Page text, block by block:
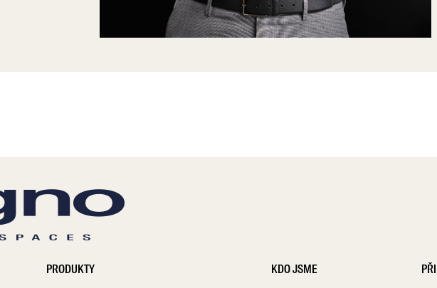
PRODUKTY KDO JSME